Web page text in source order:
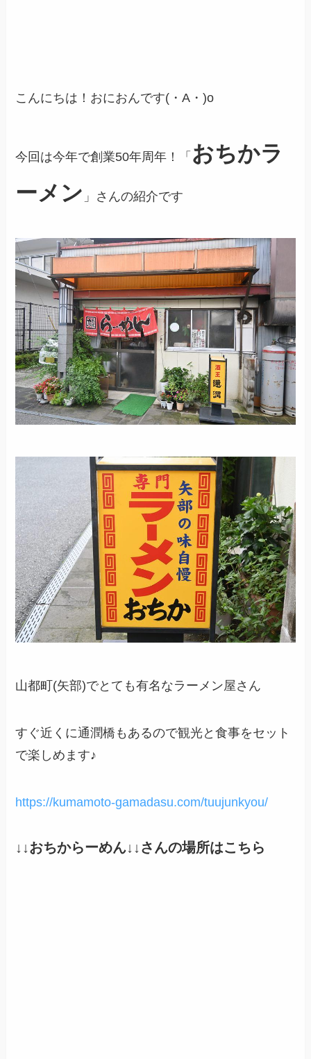
こんにちは！おにおんです(・A・)o
今回は今年で創業50年周年！「 おちかラ
ーメン 」さんの紹介です
山都町(矢部)でとても有名なラーメン屋さん
すぐ近くに通潤橋もあるので観光と食事をセット
で楽しめます♪
https://kumamoto-gamadasu.com/tuujunkyou/
↓↓おちからーめん↓↓さんの場所はこちら